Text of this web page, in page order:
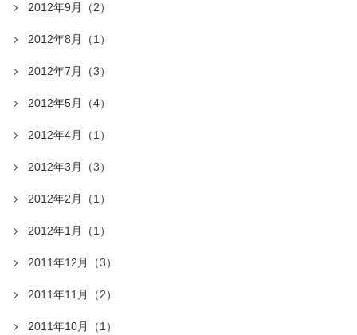
2012年9月（2）
2012年8月（1）
2012年7月（3）
2012年5月（4）
2012年4月（1）
2012年3月（3）
2012年2月（1）
2012年1月（1）
2011年12月（3）
2011年11月（2）
2011年10月（1）